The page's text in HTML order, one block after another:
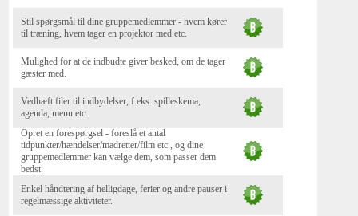
Stil spørgsmål til dine gruppemedlemmer - hvem kører
til træning, hvem tager en projektor med etc.
Mulighed for at de indbudte giver besked, om de tager
gæster med.
Vedhæft filer til indbydelser, f.eks. spilleskema,
agenda, menu etc.
Opret en forespørgsel - foreslå et antal
tidpunkter/hændelser/madretter/film etc., og dine
gruppemedlemmer kan vælge dem, som passer dem
bedst.
Enkel håndtering af helligdage, ferier og andre pauser i
regelmæssige aktiviteter.